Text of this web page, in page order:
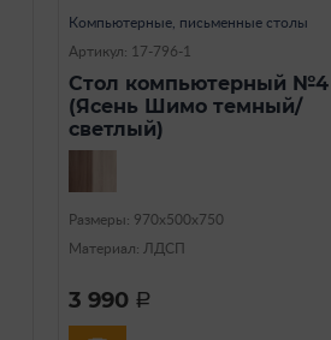
Компьютерные, письменные столы
Артикул: 17-796-1
Стол компьютерный №4
(Ясень Шимо темный/
светлый)
Размеры: 970х500х750
Материал: ЛДСП
3 990 a